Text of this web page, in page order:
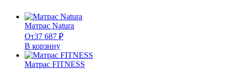
Матрас Natura
От37 687 ₽
В корзину
Матрас FITNESS